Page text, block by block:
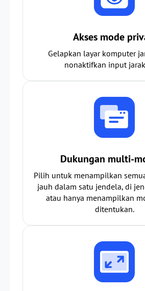
Akses mode
Gelapkan layar komputer
nonaktifkan input
Dukungan multi-
Pilih untuk menampilkan
jauh dalam satu jendela, di
atau hanya menampilkan
ditentukan.